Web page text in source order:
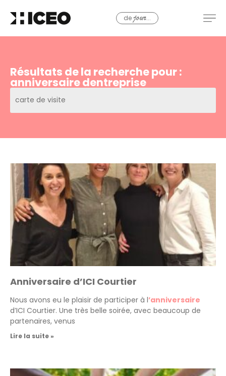
dejour...
Résultats de la recherche pour :
anniversaire dentreprise
Anniversaire d’ICI Courtier
Nous avons eu le plaisir de participer à l’anniversaire
d’ICI Courtier. Une très belle soirée, avec beaucoup de
partenaires, venus
Lire la suite »